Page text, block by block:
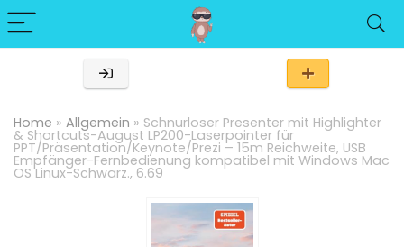
Home » Allgemein » Schnurloser Presenter mit Highlighter
& Shortcuts-August LP200-Laserpointer für
PPT/Präsentation/Keynote/Prezi – 15m Reichweite, USB
Empfänger-Fernbedienung kompatibel mit Windows Mac
OS Linux-Schwarz., 6.69